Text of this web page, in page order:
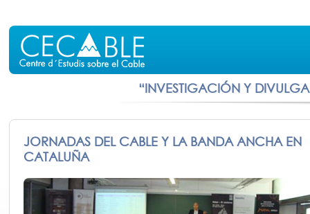
“INVESTIGACIÓN Y
JORNADAS DEL CABLE Y LA BANDA ANCHA EN
CATALUÑA